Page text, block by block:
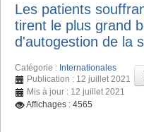
Les patients
tirent le plus grand
d'autogestion de la
Catégorie : Internationales
Publication : 12 juillet 2021
Mis à jour : 12 juillet 2021
Affichages : 4565